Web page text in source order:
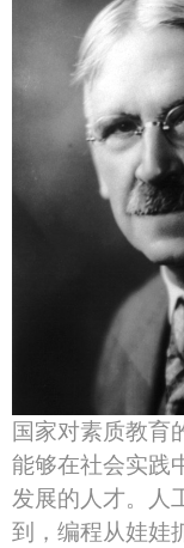
国家对素质教育
能够在社会实践
发展的人才。人
到，编程从娃娃